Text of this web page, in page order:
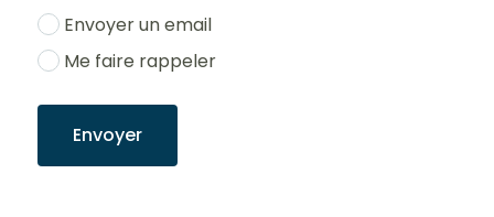
Envoyer un email
Me faire rappeler
Envoyer